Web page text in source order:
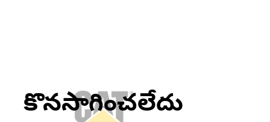
కొనసాగించలేదు